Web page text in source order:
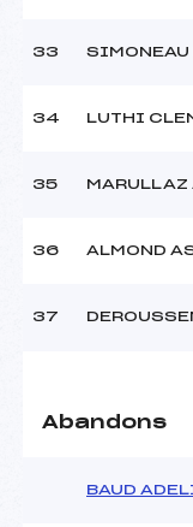
33
34 LUTHI
35 MARULLAZ
36 ALMOND
37
Abandons
BAUD